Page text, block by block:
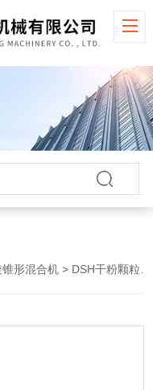
形混合机 > DSH干粉颗粒双螺旋锥形混合机